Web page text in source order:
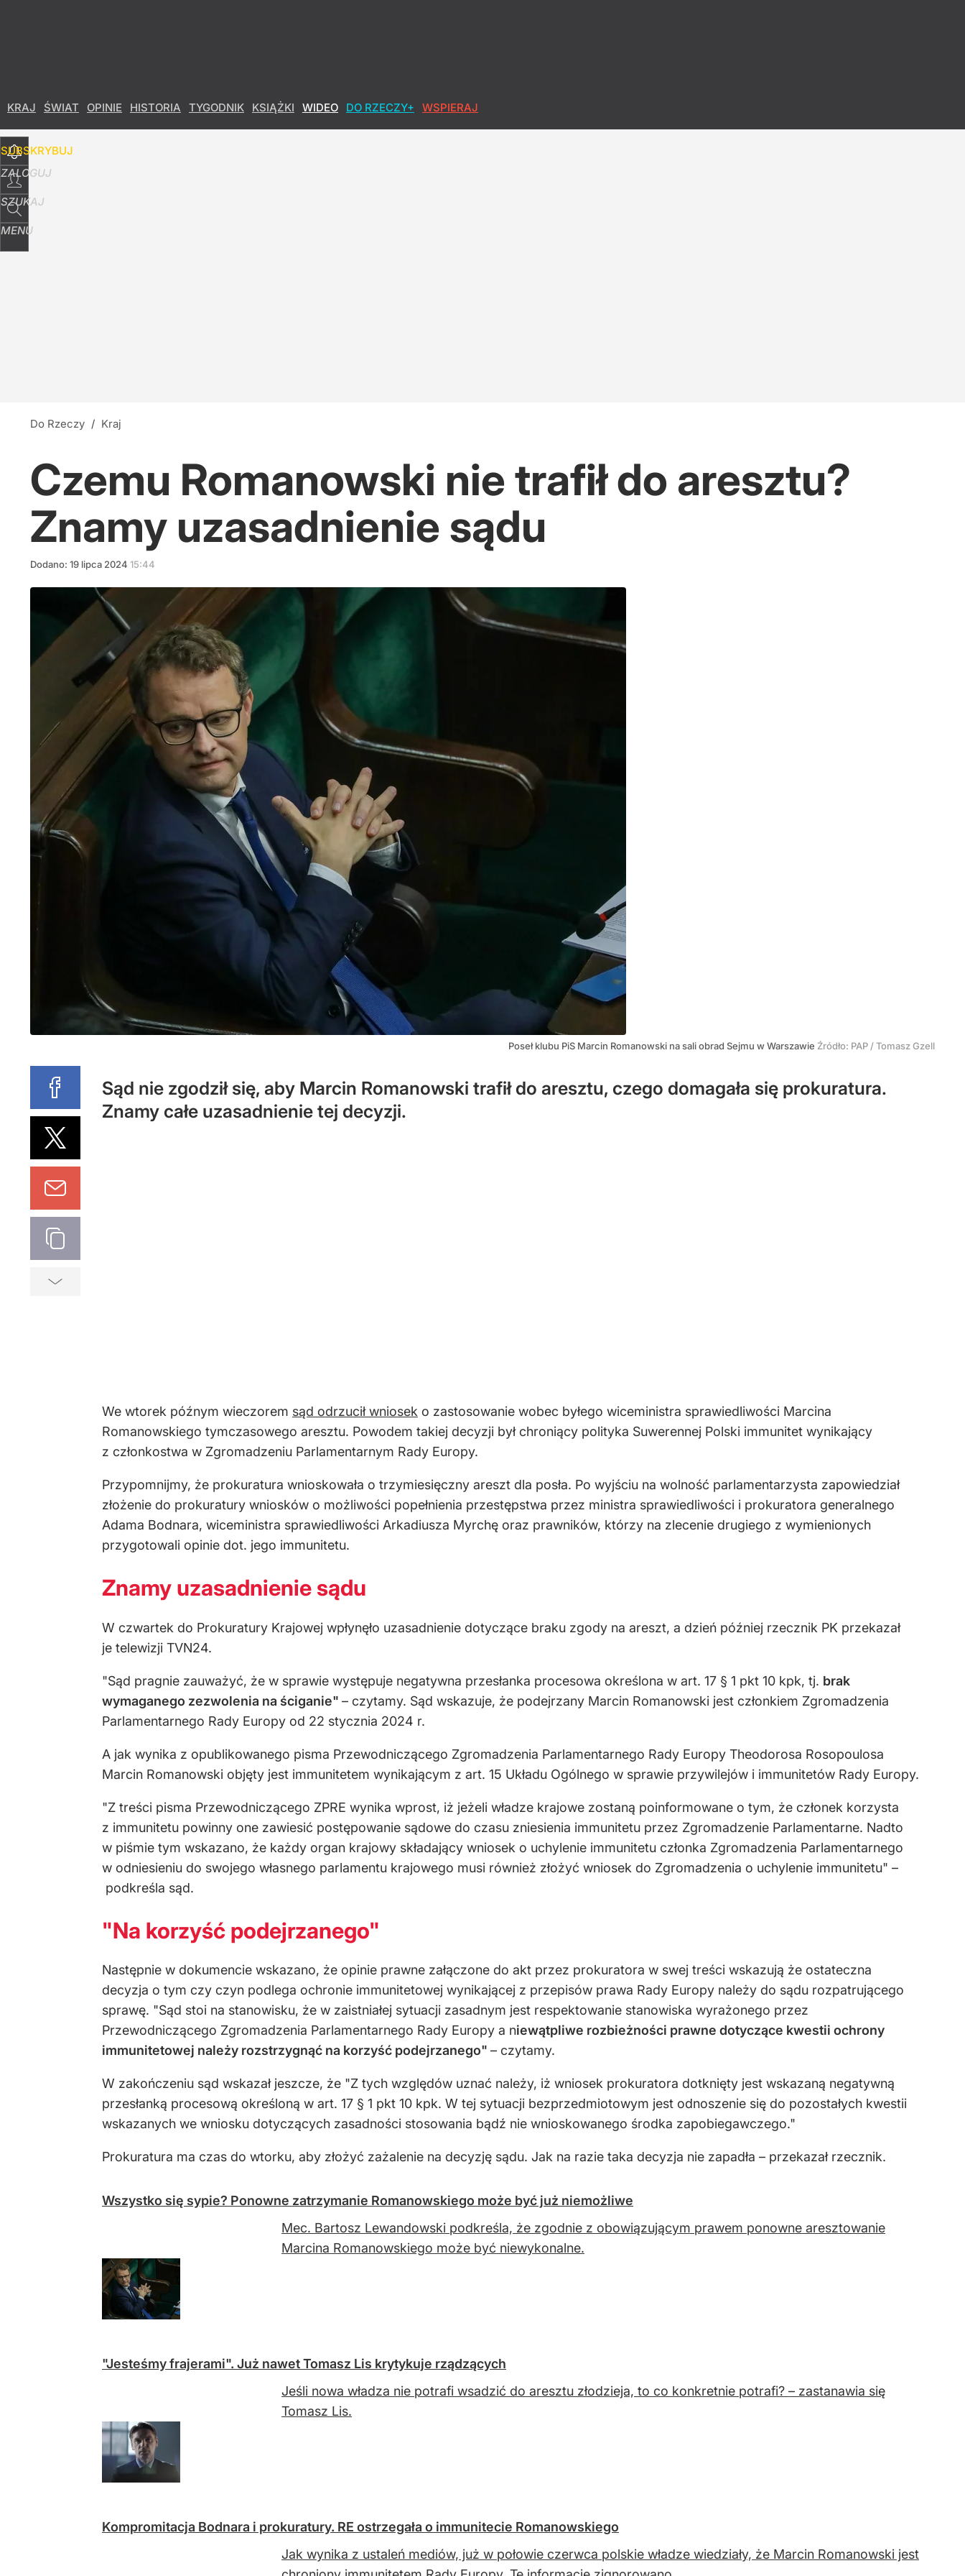
KRAJ ŚWIAT OPINIE HISTORIA TYGODNIK KSIĄŻKI WIDEO DO RZECZY+ WSPIERAJ
SUBSKRYBUJ
ZALOGUJ
SZUKAJ
MENU
Do Rzeczy / Kraj
Czemu Romanowski nie trafił do aresztu?
Znamy uzasadnienie sądu
Dodano: 19 lipca 2024 15:44
Poseł klubu PiS Marcin Romanowski na sali obrad Sejmu w Warszawie Źródło: PAP /Tomasz Gzell
Sąd nie zgodził się, aby Marcin Romanowski trafił do aresztu, czego domagała się prokuratura.
Znamy całe uzasadnienie tej decyzji.
We wtorek późnym wieczorem sąd odrzucił wniosek o zastosowanie wobec byłego wiceministra sprawiedliwości Marcina
Romanowskiego tymczasowego aresztu. Powodem takiej decyzji był chroniący polityka Suwerennej Polski immunitet wynikający
z członkostwa w Zgromadzeniu Parlamentarnym Rady Europy.
Przypomnijmy, że prokuratura wnioskowała o trzymiesięczny areszt dla posła. Po wyjściu na wolność parlamentarzysta zapowiedział
złożenie do prokuratury wniosków o możliwości popełnienia przestępstwa przez ministra sprawiedliwości i prokuratora generalnego
Adama Bodnara, wiceministra sprawiedliwości Arkadiusza Myrchę oraz prawników, którzy na zlecenie drugiego z wymienionych
przygotowali opinie dot. jego immunitetu.
Znamy uzasadnienie sądu
W czwartek do Prokuratury Krajowej wpłynęło uzasadnienie dotyczące braku zgody na areszt, a dzień później rzecznik PK przekazał
je telewizji TVN24.
"Sąd pragnie zauważyć, że w sprawie występuje negatywna przesłanka procesowa określona w art. 17 § 1 pkt 10 kpk, tj. brak
wymaganego zezwolenia na ściganie" – czytamy. Sąd wskazuje, że podejrzany Marcin Romanowski jest członkiem Zgromadzenia
Parlamentarnego Rady Europy od 22 stycznia 2024 r.
A jak wynika z opublikowanego pisma Przewodniczącego Zgromadzenia Parlamentarnego Rady Europy Theodorosa Rosopoulosa
Marcin Romanowski objęty jest immunitetem wynikającym z art. 15 Układu Ogólnego w sprawie przywilejów i immunitetów Rady Europy.
"Z treści pisma Przewodniczącego ZPRE wynika wprost, iż jeżeli władze krajowe zostaną poinformowane o tym, że członek korzysta
z immunitetu powinny one zawiesić postępowanie sądowe do czasu zniesienia immunitetu przez Zgromadzenie Parlamentarne. Nadto
w piśmie tym wskazano, że każdy organ krajowy składający wniosek o uchylenie immunitetu członka Zgromadzenia Parlamentarnego
w odniesieniu do swojego własnego parlamentu krajowego musi również złożyć wniosek do Zgromadzenia o uchylenie immunitetu" –
podkreśla sąd.
"Na korzyść podejrzanego"
Następnie w dokumencie wskazano, że opinie prawne załączone do akt przez prokuratora w swej treści wskazują że ostateczna
decyzja o tym czy czyn podlega ochronie immunitetowej wynikającej z przepisów prawa Rady Europy należy do sądu rozpatrującego
sprawę. "Sąd stoi na stanowisku, że w zaistniałej sytuacji zasadnym jest respektowanie stanowiska wyrażonego przez
Przewodniczącego Zgromadzenia Parlamentarnego Rady Europy a niewątpliwe rozbieżności prawne dotyczące kwestii ochrony
immunitetowej należy rozstrzygnąć na korzyść podejrzanego" – czytamy.
W zakończeniu sąd wskazał jeszcze, że "Z tych względów uznać należy, iż wniosek prokuratora dotknięty jest wskazaną negatywną
przesłanką procesową określoną w art. 17 § 1 pkt 10 kpk. W tej sytuacji bezprzedmiotowym jest odnoszenie się do pozostałych kwestii
wskazanych we wniosku dotyczących zasadności stosowania bądź nie wnioskowanego środka zapobiegawczego."
Prokuratura ma czas do wtorku, aby złożyć zażalenie na decyzję sądu. Jak na razie taka decyzja nie zapadła – przekazał rzecznik.
Wszystko się sypie? Ponowne zatrzymanie Romanowskiego może być już niemożliwe
Mec. Bartosz Lewandowski podkreśla, że zgodnie z obowiązującym prawem ponowne aresztowanie
Marcina Romanowskiego może być niewykonalne.
"Jesteśmy frajerami". Już nawet Tomasz Lis krytykuje rządzących
Jeśli nowa władza nie potrafi wsadzić do aresztu złodzieja, to co konkretnie potrafi? – zastanawia się
Tomasz Lis.
Kompromitacja Bodnara i prokuratury. RE ostrzegała o immunitecie Romanowskiego
Jak wynika z ustaleń mediów, już w połowie czerwca polskie władze wiedziały, że Marcin Romanowski jest